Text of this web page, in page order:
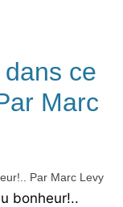
ce
Marc
bonheur!..